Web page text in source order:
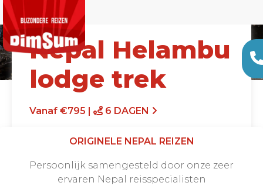
Nepal Helambu
lodge trek
Vanaf €795 | 6 DAGEN
ORIGINELE NEPAL REIZEN
Persoonlijk samengesteld door onze zeer
ervaren Nepal reisspecialisten